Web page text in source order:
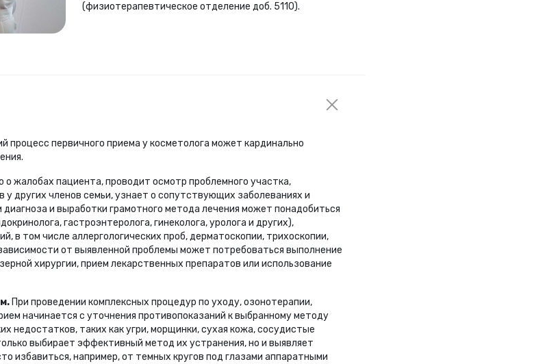
(физиотерапевтическое отделение доб. 5110).
процесс первичного приема у косметолога может кардинально
жалобах пациента, проводит осмотр проблемного участка,
других членов семьи, узнает о сопутствующих заболеваниях и
и выработки грамотного метода лечения может понадобиться
гастроэнтеролога, гинеколога, уролога и других),
в том числе аллергологических проб, дерматоскопии, трихоскопии,
от выявленной проблемы может потребоваться выполнение
хирургии, прием лекарственных препаратов или использование
При проведении комплексных процедур по уходу, озонотерапии,
начинается с уточнения противопоказаний к выбранному методу
недостатков, таких как угри, морщинки, сухая кожа, сосудистые
выбирает эффективный метод их устранения, но и выявляет
избавиться, например, от темных кругов под глазами аппаратными